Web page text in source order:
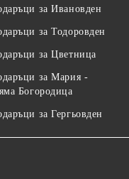
за Ивановден
за Тодоровден
за Цветница
за Мария -
Богородица
за Гергьовден